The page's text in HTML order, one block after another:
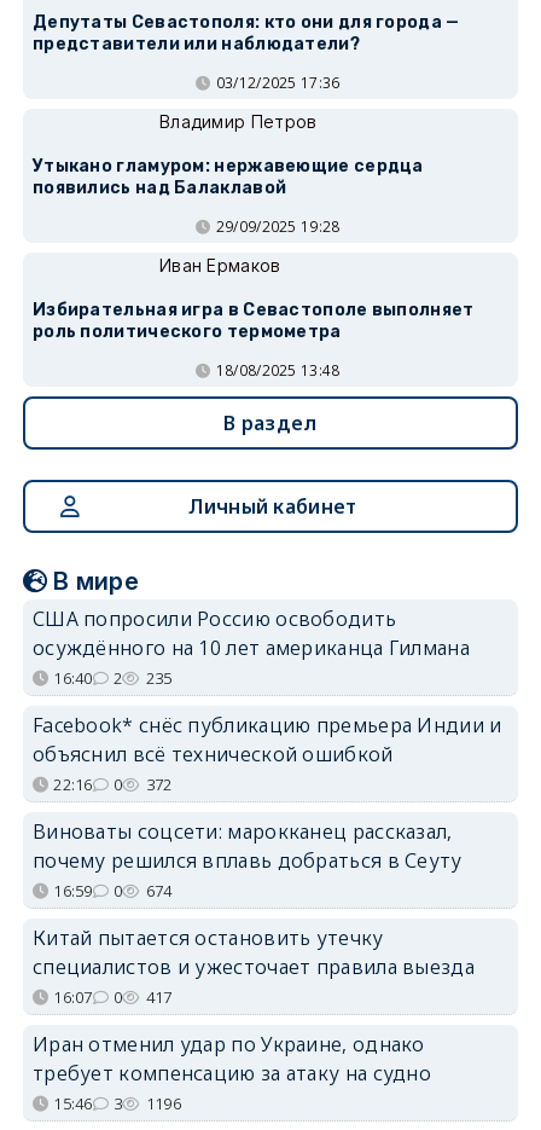
Депутаты Севастополя: кто они для города —
представители или наблюдатели?
03/12/2025 17:36
Владимир Петров
Утыкано гламуром: нержавеющие сердца
появились над Балаклавой
29/09/2025 19:28
Иван Ермаков
Избирательная игра в Севастополе выполняет
роль политического термометра
18/08/2025 13:48
В раздел
Личный кабинет
В мире
США попросили Россию освободить
осуждённого на 10 лет американца Гилмана
16:40 2 235
Facebook* снёс публикацию премьера Индии и
объяснил всё технической ошибкой
22:16 0 372
Виноваты соцсети: марокканец рассказал,
почему решился вплавь добраться в Сеуту
16:59 0 674
Китай пытается остановить утечку
специалистов и ужесточает правила выезда
16:07 0 417
Иран отменил удар по Украине, однако
требует компенсацию за атаку на судно
15:46 3 1196